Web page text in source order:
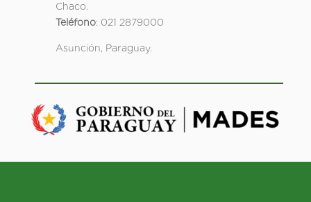
Chaco.
Teléfono: 021 2879000
Asunción, Paraguay.